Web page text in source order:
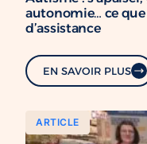
autonomie… ce
d’assistance
EN SAVOIR PLUS
ARTICLE